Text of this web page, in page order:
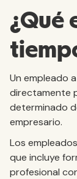
¿Qué
Un empleado
directamente
determinado
empresario.
Los
que incluye
profesional